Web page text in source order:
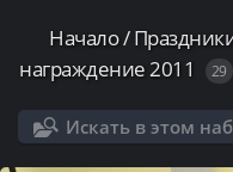
Начало/
награждение 2011
29
Искать в этом